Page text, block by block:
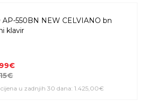
AP-550BN NEW CELVIANO bn
klavir
u zadnjih 30 dana: 1.425,00€